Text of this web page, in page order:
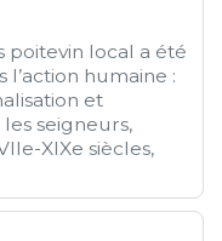
poitevin local a été
humaine :
et
seigneurs,
XIXe siècles,